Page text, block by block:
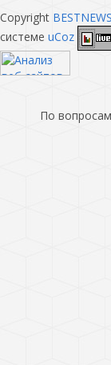
Copyright
системе uCoz
По